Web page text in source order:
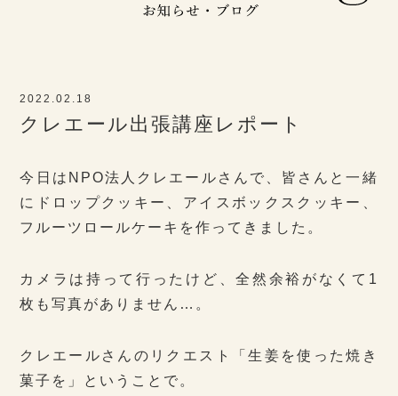
2022.02.18
クレエール出張講座レポート
今日はNPO法人クレエールさんで、皆さんと一緒
にドロップクッキー、アイスボックスクッキー、
フルーツロールケーキを作ってきました。
カメラは持って行ったけど、全然余裕がなくて1
枚も写真がありません…。
クレエールさんのリクエスト「生姜を使った焼き
菓子を」ということで。